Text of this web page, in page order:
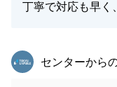
丁寧で対応も早く
東急リバブル
センターから